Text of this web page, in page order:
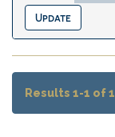
Results 1-1 of